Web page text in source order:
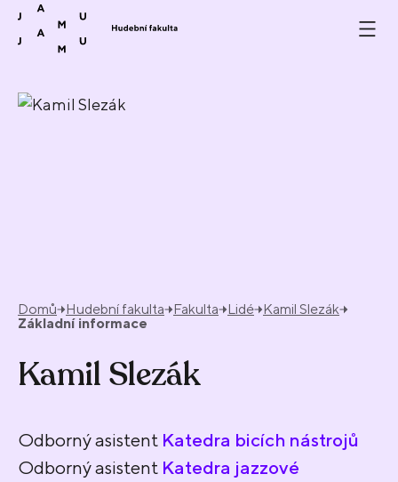
Přeskočit na obsah
Domů Hudební fakulta Fakulta Lidé Kamil Slezák
Základní informace
Kamil Slezák
Odborný asistent Katedra bicích nástrojů
Odborný asistent Katedra jazzové